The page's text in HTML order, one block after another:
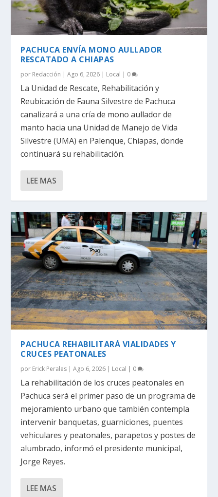
PACHUCA ENVÍA MONO AULLADOR
RESCATADO A CHIAPAS
por Redacción |Ago 6, 2026 | Local | 0
La Unidad de Rescate, Rehabilitación y
Reubicación de Fauna Silvestre de Pachuca
canalizará a una cría de mono aullador de
manto hacia una Unidad de Manejo de Vida
Silvestre (UMA) en Palenque, Chiapas, donde
continuará su rehabilitación.
LEE MAS
PACHUCA REHABILITARÁ VIALIDADES Y
CRUCES PEATONALES
por Erick Perales |Ago 6, 2026 Local 0
La rehabilitación de los cruces peatonales en
Pachuca será el primer paso de un programa de
mejoramiento urbano que también contempla
intervenir banquetas, guarniciones, puentes
vehiculares y peatonales, parapetos y postes de
alumbrado, informó el presidente municipal,
Jorge Reyes.
LEE MAS